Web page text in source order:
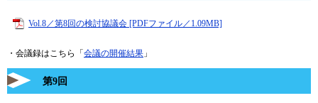
Vol.8／第8回の検討協議会 [PDFファイル／1.09MB]
・会議録はこちら「会議の開催結果 」
第9回